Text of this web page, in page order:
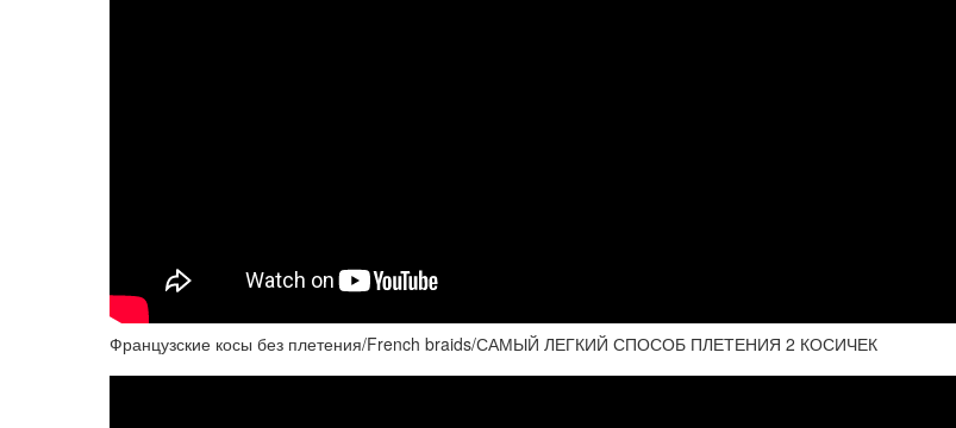
Французские косы без плетения/French braids/САМЫЙ ЛЕГКИЙ СПОСОБ ПЛЕТЕНИЯ 2 КОСИЧЕК